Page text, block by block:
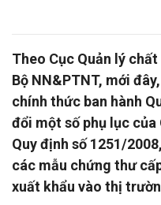
Theo Cục Quản lý
Bộ NN&PTNT, mới
chính thức ban hành
đổi một số phụ lục của
Quy định số 1251/
các mẫu chứng thư
xuất khẩu vào thị